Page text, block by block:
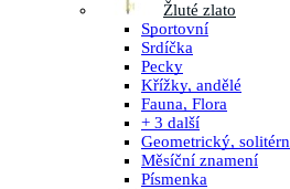
Žluté zlato
Sportovní
Srdíčka
Pecky
Křížky, andělé
Fauna, Flora
+ 3 další
Geometrický,
Měsíční znamení
Písmenka